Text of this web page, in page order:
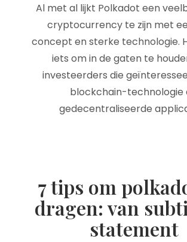
Al met al lijkt Polkadot een
cryptocurrency te zijn met
concept en sterke technologie.
iets om in de gaten te
investeerders die
blockchain-technologie
gedecentraliseerde
7 tips om
dragen: van
statement